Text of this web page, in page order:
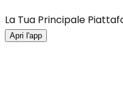
La Tua Principale
Apri l'app